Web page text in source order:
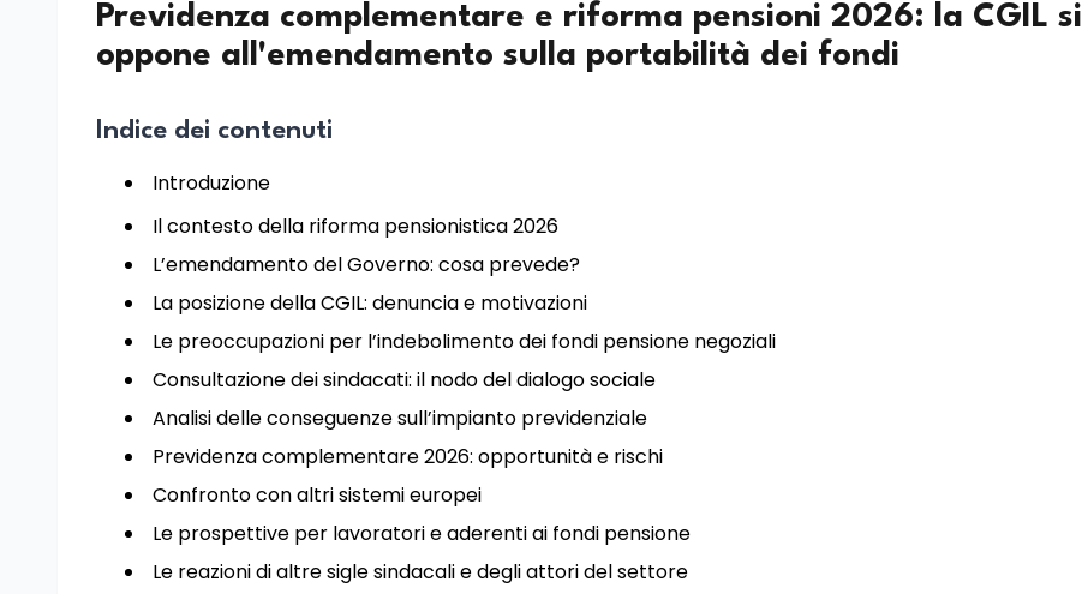
Previdenza complementare e riforma pensioni 2026: la CGIL si
oppone all'emendamento sulla portabilità dei fondi
Indice dei contenuti
Introduzione
Il contesto della riforma pensionistica 2026
L’emendamento del Governo: cosa prevede?
La posizione della CGIL: denuncia e motivazioni
Le preoccupazioni per l’indebolimento dei fondi pensione negoziali
Consultazione dei sindacati: il nodo del dialogo sociale
Analisi delle conseguenze sull’impianto previdenziale
Previdenza complementare 2026: opportunità e rischi
Confronto con altri sistemi europei
Le prospettive per lavoratori e aderenti ai fondi pensione
Le reazioni di altre sigle sindacali e degli attori del settore